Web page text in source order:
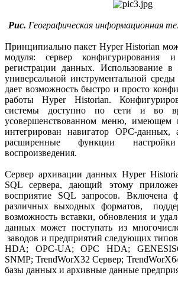
Рис. Географическая информационная
Принципиально пакет Hyper Historian
модуля: сервер конфигурирования
регистрации данных. Использование
универсальной инструментальной
дает возможность быстро и просто
работы Hyper Historian.
системы доступно по сети и во
усовершенствованном меню, имеющем
интегрирован навигатор ОРС-данных,
расширенные функции
воспроизведения.
Сервер архивации данных Hyper
SQL сервера, дающий этому
восприятие SQL запросов. Включена
различных выходных форматов,
возможность вставки, обновления и
данных может поступать из
заводов и предприятий следующих
HDA; OPC-UA; OPC HDA;
SNMP; TrendWorX32 Сервер;
базы данных и архивные данные